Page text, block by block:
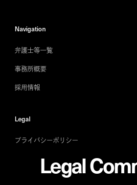
Navigation
弁護士等一覧
事務所概要
採用情報
Legal
プライバシーポリシー
Legal